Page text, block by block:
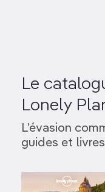
Le
Lonely
L’évasion
guides et